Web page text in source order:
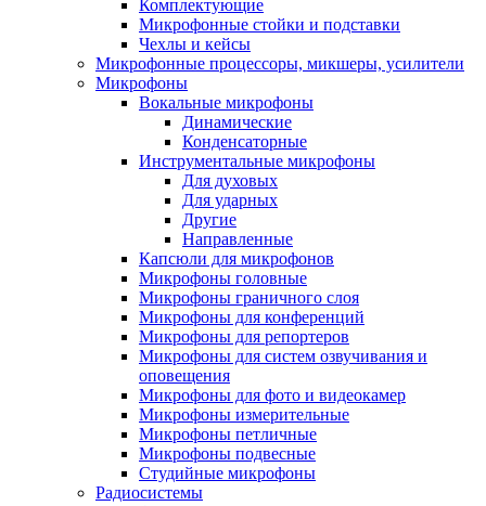
Комплектующие
Микрофонные стойки и подставки
Чехлы и кейсы
Микрофонные процессоры, микшеры, усилители
Микрофоны
Вокальные микрофоны
Динамические
Конденсаторные
Инструментальные микрофоны
Для духовых
Для ударных
Другие
Направленные
Капсюли для микрофонов
Микрофоны головные
Микрофоны граничного слоя
Микрофоны для конференций
Микрофоны для репортеров
Микрофоны для систем озвучивания и
оповещения
Микрофоны для фото и видеокамер
Микрофоны измерительные
Микрофоны петличные
Микрофоны подвесные
Студийные микрофоны
Радиосистемы